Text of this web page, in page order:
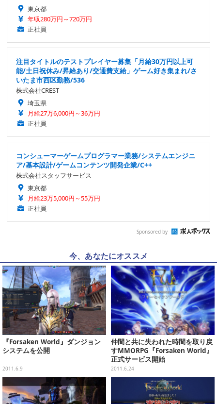
東京都
年収280万円～720万円
正社員
注目タイトルのテストプレイヤー募集「月給30万円以上可
能/土日祝休み/昇給あり/交通費支給」ゲーム好き集まれ/さ
いたま市西区勤務/536
株式会社CREST
埼玉県
月給27万6,000円～36万円
正社員
コンシューマーゲームプログラマー業務/システムエンジニ
ア/基本設計/ゲームコンテンツ開発企業/C++
株式会社スタッフサービス
東京都
月給23万5,000円～55万円
正社員
Sponsored by
今、あなたにオススメ
『Forsaken World』ダンジョン
システムを公開
2011.6.9
仲間と共に失われた時間を取り戻
すMMORPG『Forsaken World』
正式サービス開始
2011.6.24